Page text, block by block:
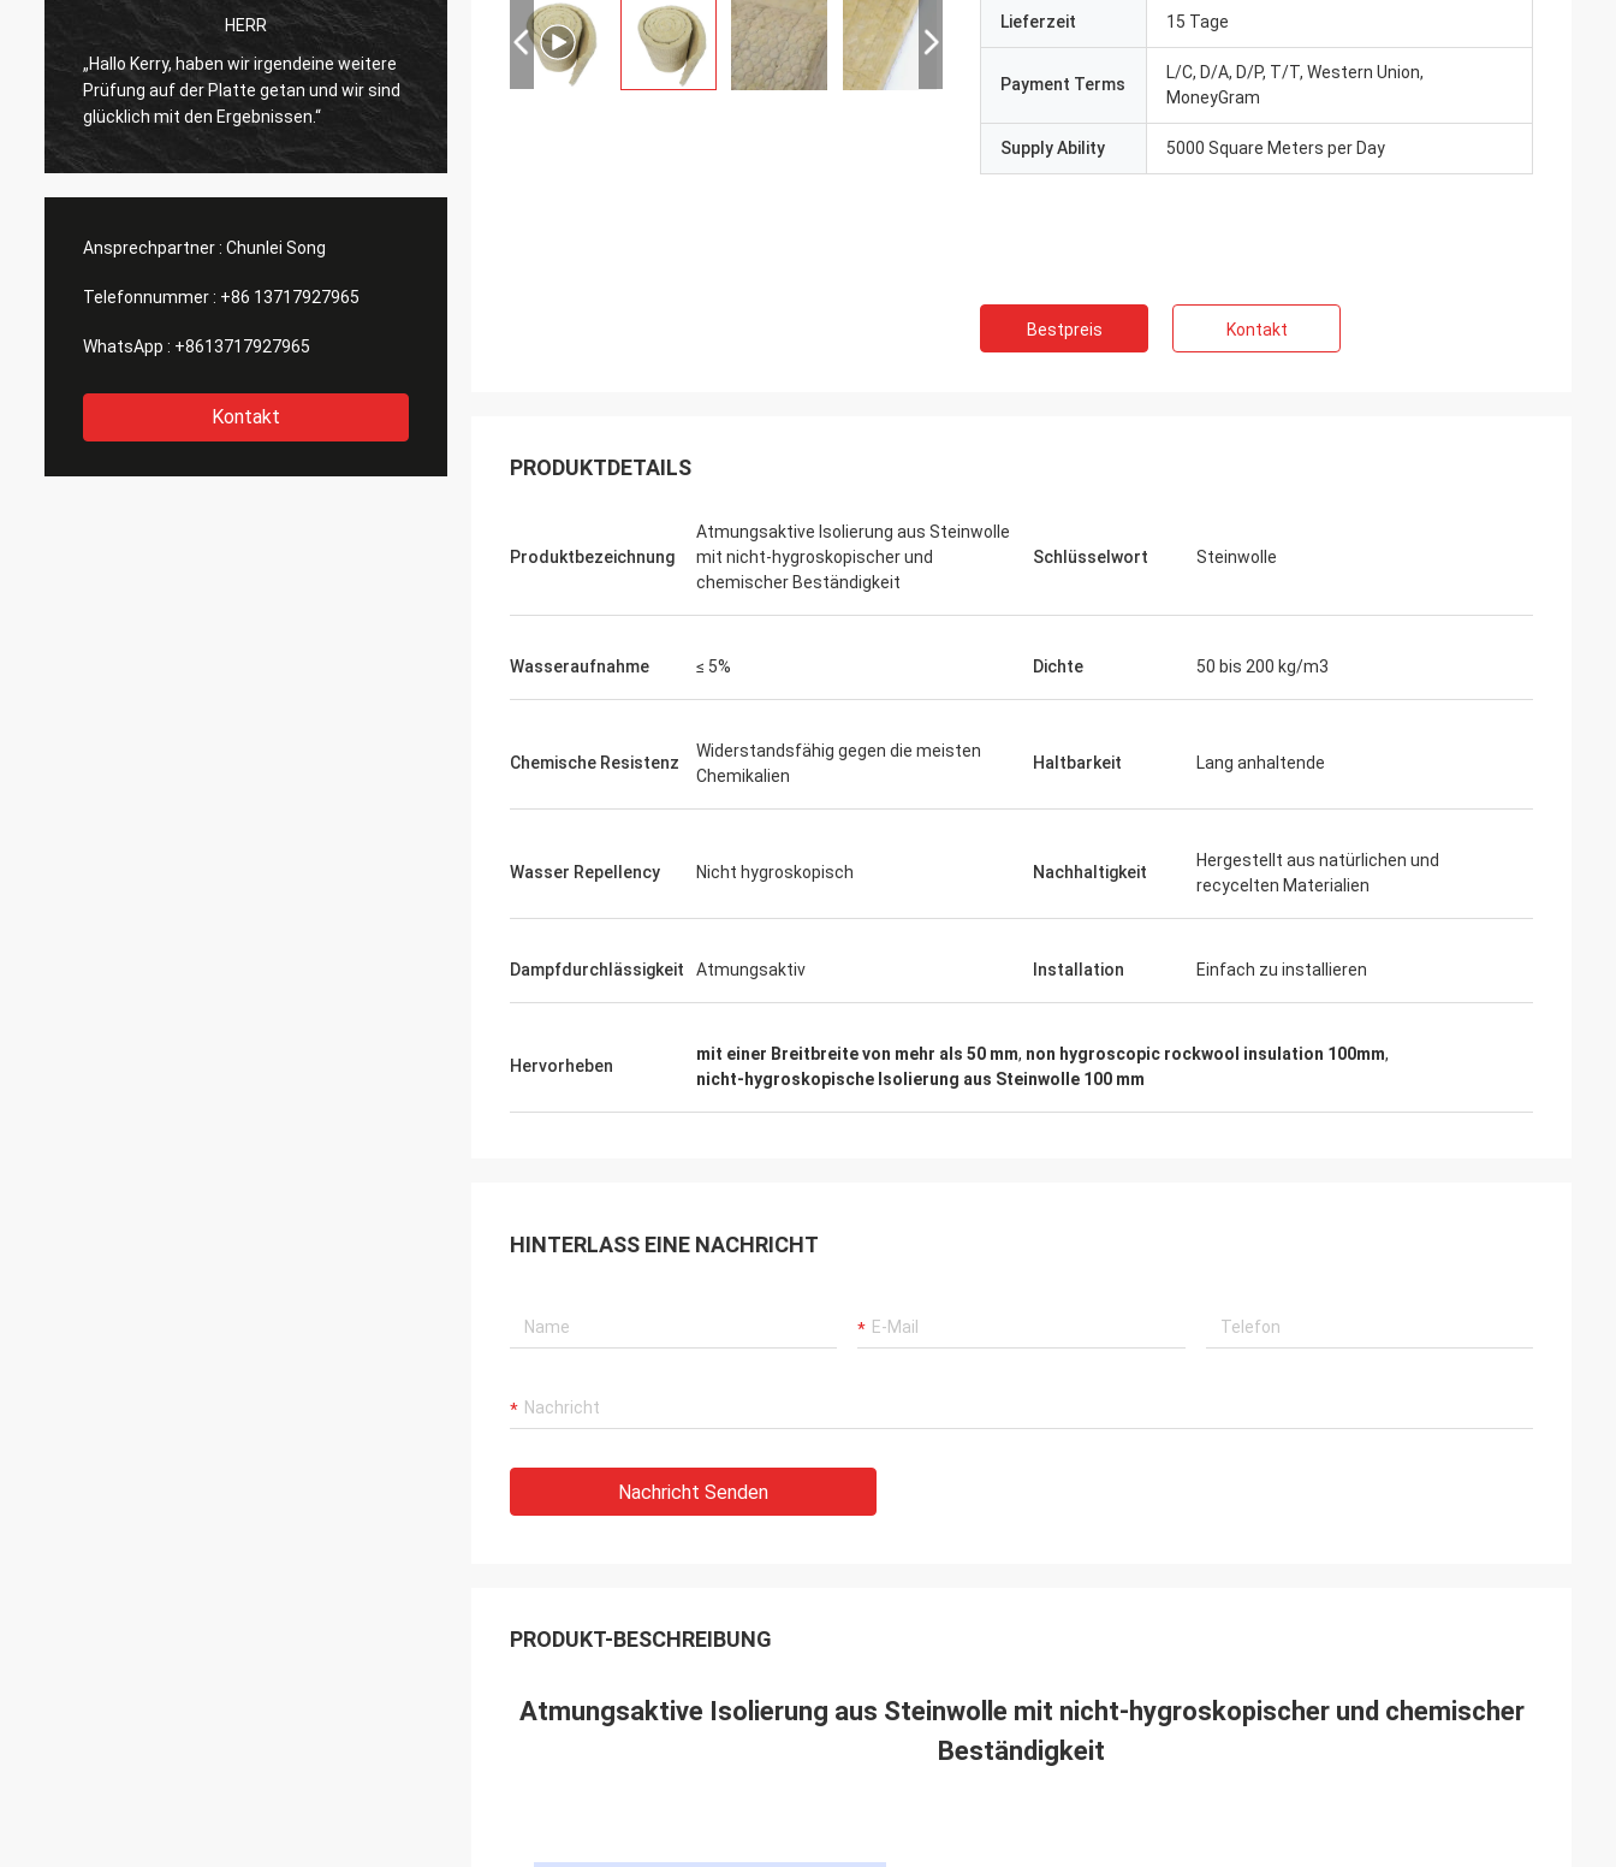
HERR
„Hallo Kerry, haben wir irgendeine weitere
Prüfung auf der Platte getan und wir sind
glücklich mit den Ergebnissen.“
- Ich weiß.
Ich bin sehr zufrieden mit dem guten
HERR
Vor „wir empfingen es 8 Tagen und alles
ging danken Ihnen sehr gut, die wir
glücklich sind, zu haben Produkt bereits in
der Anlage. Alles, das wir uns
verständigen mit Ihnen“
Ansprechpartner : Chunlei Song
Telefonnummer : +86 13717927965
WhatsApp : +8613717927965
Kontakt
Lieferzeit 15 Tage
Payment Terms
L/C, D/A, D/P, T/T, Western Union,
MoneyGram
Supply Ability 5000 Square Meters per Day
Bestpreis Kontakt
PRODUKTDETAILS
Produktbezeichnung
Atmungsaktive Isolierung aus Steinwolle
mit nicht-hygroskopischer und
chemischer Beständigkeit
Schlüsselwort Steinwolle
Wasseraufnahme ≤ 5% Dichte 50 bis 200 kg/m3
Chemische Resistenz
Widerstandsfähig gegen die meisten
Chemikalien
Haltbarkeit Lang anhaltende
Wasser Repellency Nicht hygroskopisch Nachhaltigkeit
Hergestellt aus natürlichen und
recycelten Materialien
Dampfdurchlässigkeit Atmungsaktiv Installation Einfach zu installieren
Hervorheben
mit einer Breitbreite von mehr als 50 mm, non hygroscopic rockwool insulation 100mm,
nicht-hygroskopische Isolierung aus Steinwolle 100 mm
HINTERLASS EINE NACHRICHT
Nachricht Senden
PRODUKT-BESCHREIBUNG
Atmungsaktive Isolierung aus Steinwolle mit nicht-hygroskopischer und chemischer
Beständigkeit